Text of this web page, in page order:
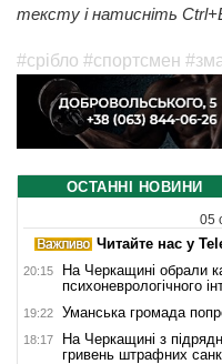
тексту і натисніть
#срібло #спортсмен
ОСТАННІ НОВИНИ
05
Читайте нас у
20:15
На Черкащині обрали
психоневрологічного
19:22 Уманська громада
18:17
На Черкащині з
гривень штрафних